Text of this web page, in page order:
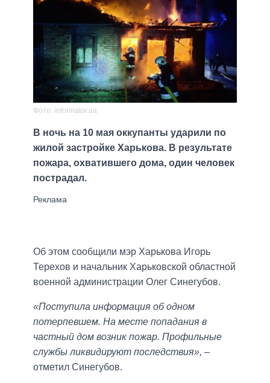
Фото: informator.ua
В ночь на 10 мая оккупанты ударили по
жилой застройке Харькова. В результате
пожара, охватившего дома, один человек
пострадал.
Об этом сообщили мэр Харькова Игорь
Терехов и начальник Харьковской областной
военной администрации Олег Синегубов.
«Поступила информация об одном
потерпевшем. На месте попадания в
частный дом возник пожар. Профильные
службы ликвидируют последствия», –
отметил Синегубов.